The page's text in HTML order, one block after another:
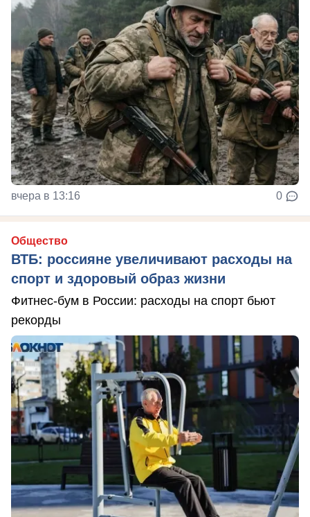
вчера в 13:16 0
Общество
ВТБ: россияне увеличивают расходы на
спорт и здоровый образ жизни
Фитнес-бум в России: расходы на спорт бьют
рекорды